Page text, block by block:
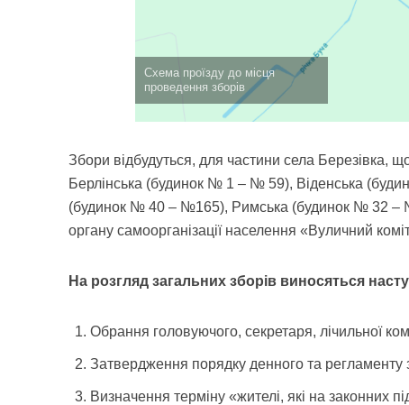
Схема проїзду до місця
проведення зборів
Збори відбудуться, для частини села
Берлінська (будинок № 1 – № 59), Віденська
(будинок № 40 – №165), Римська (будинок № 32 –
органу самоорганізації населення «Вуличний
На розгляд загальних зборів виносяться
Обрання головуючого, секретаря, лічильної
Затвердження порядку денного та регламенту
Визначення терміну «жителі, які на законних